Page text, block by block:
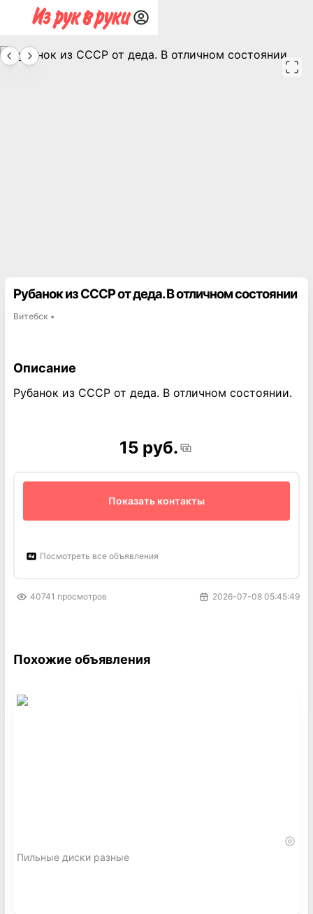
Рубанок из СССР от деда. В отличном состоянии
Витебск ▪
Описание
Рубанок из СССР от деда. В отличном состоянии.
15 руб.
Показать контакты
Посмотреть все объявления
40741 просмотров 2026-07-08 05:45:49
Похожие объявления
Пильные диски разные